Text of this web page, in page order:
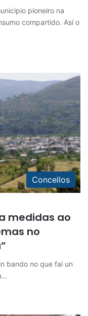
pioneiro na
compartido. Así o
Concellos
medidas ao
no
bando no que fai un